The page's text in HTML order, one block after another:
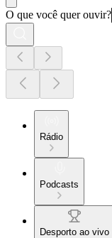
O que você quer ouvir?
Rádio
Podcasts
Desporto ao vivo